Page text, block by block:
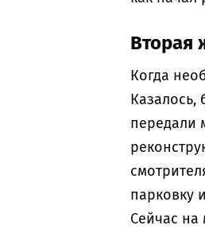
Вторая
Когда
Казалось,
передали
парковку
Сейчас на